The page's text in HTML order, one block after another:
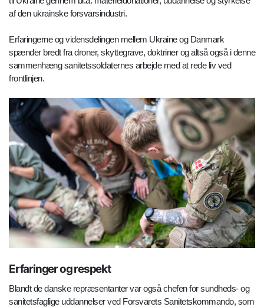
af den ukrainske forsvarsindustri.
Erfaringerne og vidensdelingen mellem Ukraine og Danmark
spænder bredt fra droner, skyttegrave, doktriner og altså også i denne
sammenhæng sanitetssoldaternes arbejde med at rede liv ved
frontlinjen.
Erfaringer og respekt
Blandt de danske repræsentanter var også chefen for sundheds- og
sanitetsfaglige uddannelser ved Forsvarets Sanitetskommando, som